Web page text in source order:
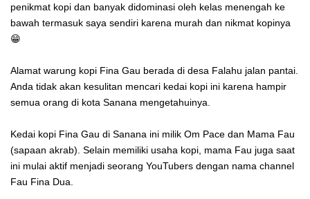
penikmat kopi dan banyak didominasi oleh kelas menengah ke
bawah termasuk saya sendiri karena murah dan nikmat kopinya
😁
Alamat warung kopi Fina Gau berada di desa Falahu jalan pantai.
Anda tidak akan kesulitan mencari kedai kopi ini karena hampir
semua orang di kota Sanana mengetahuinya.
Kedai kopi Fina Gau di Sanana ini milik Om Pace dan Mama Fau
(sapaan akrab). Selain memiliki usaha kopi, mama Fau juga saat
ini mulai aktif menjadi seorang YouTubers dengan nama channel
Fau Fina Dua.